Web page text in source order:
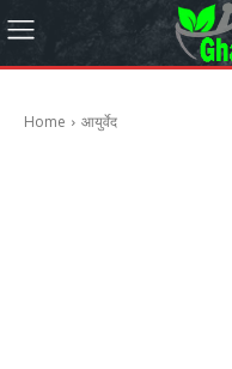
Home आयुर्वेद